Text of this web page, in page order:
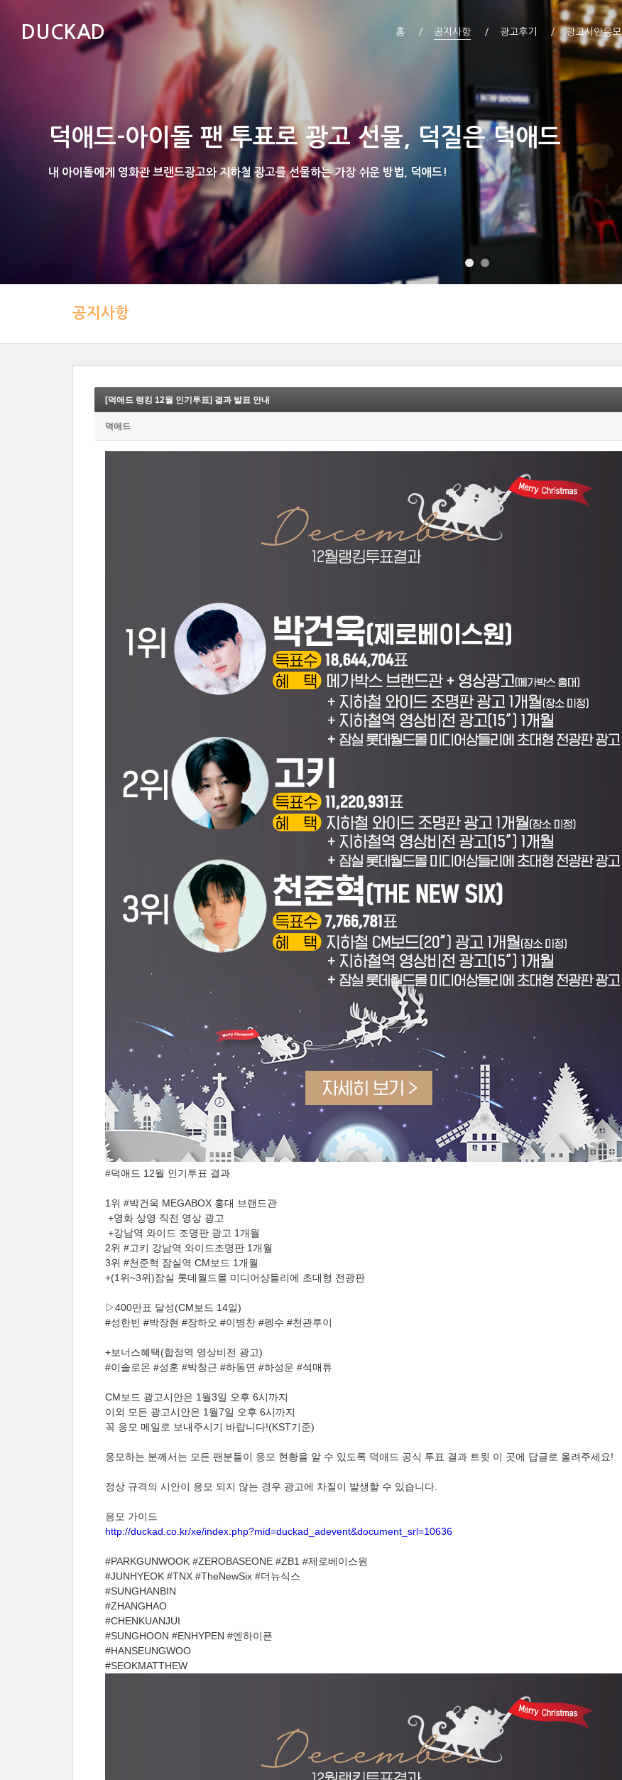
DUCKAD 홈 공지사항 광고후기 광고시안응모
덕애드-아이돌 팬 투표로 광고 선물, 덕질은 덕애드
내 아이돌에게 영화관 브랜드광고와 지하철 광고를 선물하는 가장 쉬운 방법, 덕애드!
공지사항
[덕애드 랭킹 12월 인기투표] 결과 발표 안내
덕애드
#덕애드 12월 인기투표 결과
1위 #박건욱 MEGABOX 홍대 브랜드관
+영화 상영 직전 영상 광고
+강남역 와이드 조명판 광고 1개월
2위 #고키 강남역 와이드조명판 1개월
3위 #천준혁 잠실역 CM보드 1개월
+(1위~3위)잠실 롯데월드몰 미디어샹들리에 초대형 전광판
▷400만표 달성(CM보드 14일)
#성한빈 #박장현 #장하오 #이병찬 #펭수 #천관루이
+보너스혜택(합정역 영상비전 광고)
#이솔로몬 #성훈 #박창근 #하동연 #하성운 #석매튜
CM보드 광고시안은 1월3일 오후 6시까지
이외 모든 광고시안은 1월7일 오후 6시까지
꼭 응모 메일로 보내주시기 바랍니다!(KST기준)
응모하는 분께서는 모든 팬분들이 응모 현황을 알 수 있도록 덕애드 공식 투표 결과 트윗 이 곳에 답글로 올려주세요!
정상 규격의 시안이 응모 되지 않는 경우 광고에 차질이 발생할 수 있습니다.
응모 가이드
http://duckad.co.kr/xe/index.php?mid=duckad_adevent&document_srl=10636
#PARKGUNWOOK #ZEROBASEONE #ZB1 #제로베이스원
#JUNHYEOK #TNX #TheNewSix #더뉴식스
#SUNGHANBIN
#ZHANGHAO
#CHENKUANJUI
#SUNGHOON #ENHYPEN #엔하이픈
#HANSEUNGWOO
#SEOKMATTHEW